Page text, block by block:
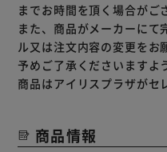
までお時間を頂く場合がご
また、商品がメーカーにて
ル又は注文内容の変更をお
予めご了承くださいますよ
商品はアイリスプラザがセ
商品情報